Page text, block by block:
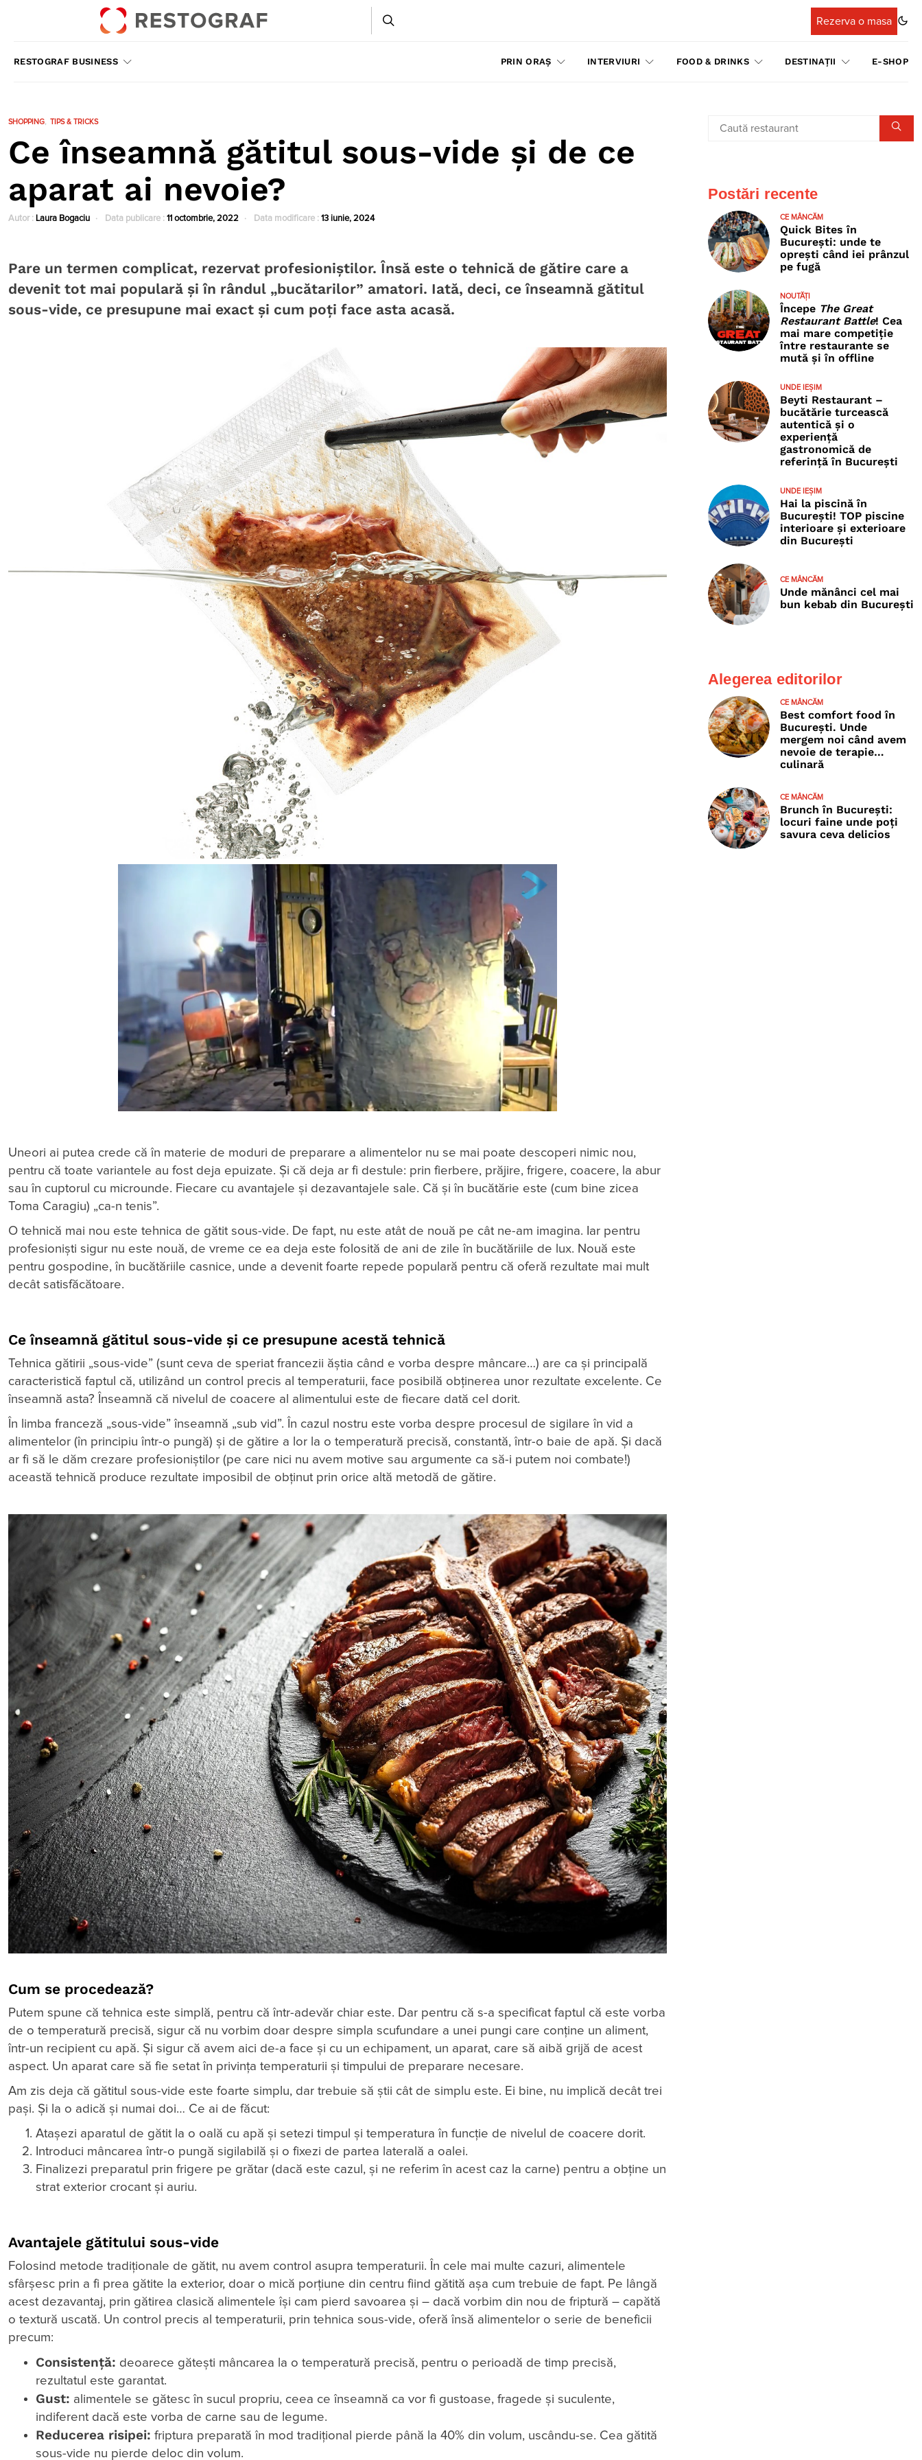
Rezerva o masa
RESTOGRAF BUSINESS PRIN ORAȘ INTERVIURI FOOD & DRINKS DESTINAȚII E-SHOP
SHOPPING TIPS & TRICKS
Ce înseamnă gătitul sous-vide și de ce
aparat ai nevoie?
Autor : Laura Bogaciu Data publicare : 11 octombrie, 2022 Data modificare : 13 iunie, 2024
Pare un termen complicat, rezervat profesioniștilor. Însă este o tehnică de gătire care a
devenit tot mai populară și în rândul „bucătarilor” amatori. Iată, deci, ce înseamnă gătitul
sous-vide, ce presupune mai exact și cum poți face asta acasă.
Uneori ai putea crede că în materie de moduri de preparare a alimentelor nu se mai poate descoperi nimic nou,
pentru că toate variantele au fost deja epuizate. Și că deja ar fi destule: prin fierbere, prăjire, frigere, coacere, la abur
sau în cuptorul cu microunde. Fiecare cu avantajele și dezavantajele sale. Că și în bucătărie este (cum bine zicea
Toma Caragiu) „ca-n tenis”.
O tehnică mai nou este tehnica de gătit sous-vide. De fapt, nu este atât de nouă pe cât ne-am imagina. Iar pentru
profesioniști sigur nu este nouă, de vreme ce ea deja este folosită de ani de zile în bucătăriile de lux. Nouă este
pentru gospodine, în bucătăriile casnice, unde a devenit foarte repede populară pentru că oferă rezultate mai mult
decât satisfăcătoare.
Ce înseamnă gătitul sous-vide și ce presupune acestă tehnică
Tehnica gătirii „sous-vide” (sunt ceva de speriat francezii ăștia când e vorba despre mâncare…) are ca și principală
caracteristică faptul că, utilizând un control precis al temperaturii, face posibilă obținerea unor rezultate excelente. Ce
înseamnă asta? Înseamnă că nivelul de coacere al alimentului este de fiecare dată cel dorit.
În limba franceză „sous-vide” înseamnă „sub vid”. În cazul nostru este vorba despre procesul de sigilare în vid a
alimentelor (în principiu într-o pungă) și de gătire a lor la o temperatură precisă, constantă, într-o baie de apă. Și dacă
ar fi să le dăm crezare profesioniștilor (pe care nici nu avem motive sau argumente ca să-i putem noi combate!)
această tehnică produce rezultate imposibil de obținut prin orice altă metodă de gătire.
Cum se procedează?
Putem spune că tehnica este simplă, pentru că într-adevăr chiar este. Dar pentru că s-a specificat faptul că este vorba
de o temperatură precisă, sigur că nu vorbim doar despre simpla scufundare a unei pungi care conține un aliment,
într-un recipient cu apă. Și sigur că avem aici de-a face și cu un echipament, un aparat, care să aibă grijă de acest
aspect. Un aparat care să fie setat în privința temperaturii și timpului de preparare necesare.
Am zis deja că gătitul sous-vide este foarte simplu, dar trebuie să știi cât de simplu este. Ei bine, nu implică decât trei
pași. Și la o adică și numai doi… Ce ai de făcut:
Atașezi aparatul de gătit la o oală cu apă și setezi timpul și temperatura în funcție de nivelul de coacere dorit.
Introduci mâncarea într-o pungă sigilabilă și o fixezi de partea laterală a oalei.
Finalizezi preparatul prin frigere pe grătar (dacă este cazul, și ne referim în acest caz la carne) pentru a obține un
strat exterior crocant și auriu.
Avantajele gătitului sous-vide
Folosind metode tradiționale de gătit, nu avem control asupra temperaturii. În cele mai multe cazuri, alimentele
sfârșesc prin a fi prea gătite la exterior, doar o mică porțiune din centru fiind gătită așa cum trebuie de fapt. Pe lângă
acest dezavantaj, prin gătirea clasică alimentele își cam pierd savoarea și – dacă vorbim din nou de friptură – capătă
o textură uscată. Un control precis al temperaturii, prin tehnica sous-vide, oferă însă alimentelor o serie de beneficii
precum:
Consistență: deoarece gătești mâncarea la o temperatură precisă, pentru o perioadă de timp precisă,
rezultatul este garantat.
Gust: alimentele se gătesc în sucul propriu, ceea ce înseamnă ca vor fi gustoase, fragede și suculente,
indiferent dacă este vorba de carne sau de legume.
Reducerea risipei: friptura preparată în mod tradițional pierde până la 40% din volum, uscându-se. Cea gătită
sous-vide nu pierde deloc din volum.
Postări recente
CE MÂNCĂM
Quick Bites în
București: unde te
oprești când iei prânzul
pe fugă
NOUTĂȚI
Începe The Great
Restaurant Battle! Cea
mai mare competiție
între restaurante se
mută și în offline
UNDE IEȘIM
Beyti Restaurant –
bucătărie turcească
autentică și o
experiență
gastronomică de
referință în București
UNDE IEȘIM
Hai la piscină în
București! TOP piscine
interioare și exterioare
din București
CE MÂNCĂM
Unde mănânci cel mai
bun kebab din București
Alegerea editorilor
CE MÂNCĂM
Best comfort food în
București. Unde
mergem noi când avem
nevoie de terapie…
culinară
CE MÂNCĂM
Brunch în București:
locuri faine unde poţi
savura ceva delicios